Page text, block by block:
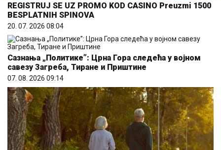
REGISTRUJ SE UZ PROMO KOD CASINO Preuzmi 1500
BESPLATNIH SPINOVA
20. 07. 2026 08:04
Сазнања „Политике”: Црна Гора следећа у војном
савезу Загреба, Тиране и Приштине
07. 08. 2026 09:14